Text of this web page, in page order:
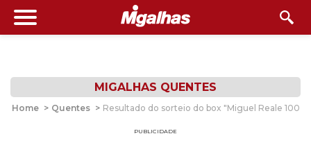
MIGALHAS QUENTES
Home > Quentes > Resultado do sorteio do box "Miguel Reale 100
PUBLICIDADE